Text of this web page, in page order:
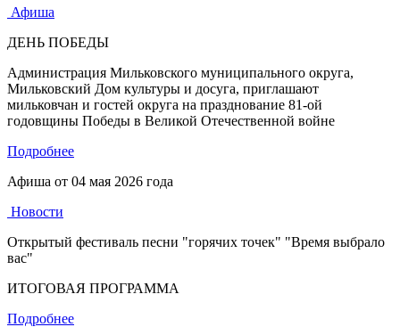
Афиша
ДЕНЬ ПОБЕДЫ
Администрация Мильковского муниципального округа,
Мильковский Дом культуры и досуга, приглашают
мильковчан и гостей округа на празднование 81-ой
годовщины Победы в Великой Отечественной войне
Подробнее
Афиша от 04 мая 2026 года
Новости
Открытый фестиваль песни "горячих точек" "Время выбрало
вас"
ИТОГОВАЯ ПРОГРАММА
Подробнее